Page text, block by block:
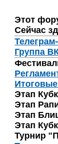
Этот
Сейчас
Группа
Этап
Этап
Этап
Этап
Турнир